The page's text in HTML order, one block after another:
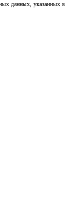
данных, указанных в